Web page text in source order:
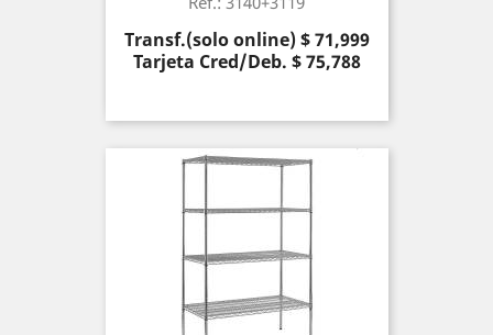
Precio
Transf.(solo online) $ 71,999
Tarjeta Cred/Deb. $ 75,788